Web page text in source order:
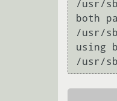
/usr/
both
/usr/
using